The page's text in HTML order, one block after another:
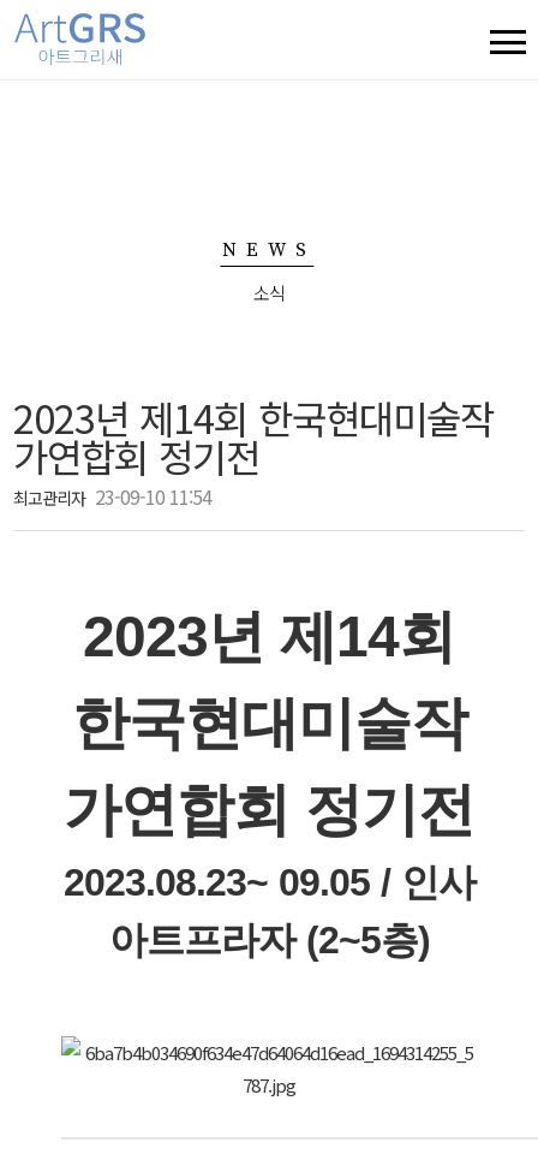
로그인
NEWS
소식
2023년 제14회 한국현대미술작
가연합회 정기전
최고관리자 23-09-10 11:54
2023년 제14회
한국현대미술작
가연합회 정기전
2023.08.23~ 09.05 / 인사
아트프라자 (2~5층)